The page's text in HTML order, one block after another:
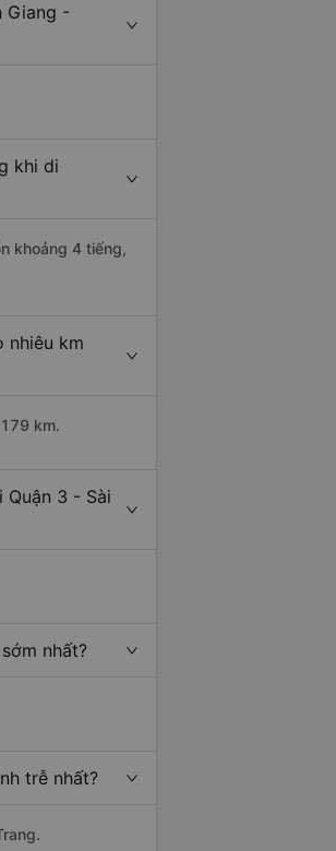
Giang -
khi di
khoảng 4 tiếng,
nhiêu km
km.
Quận 3 - Sài
nhất?
trễ nhất?